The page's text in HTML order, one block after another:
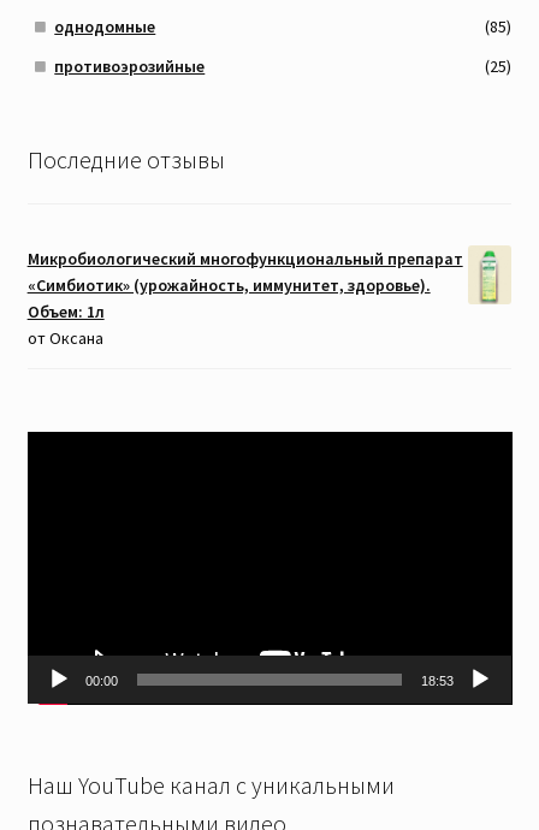
однодомные
(85)
противоэрозийные
(25)
Последние отзывы
Микробиологический многофункциональный препарат
«Симбиотик» (урожайность, иммунитет, здоровье).
Объем: 1л
от Оксана
00:00 18:53
Наш YouTube канал с уникальными
познавательными видео